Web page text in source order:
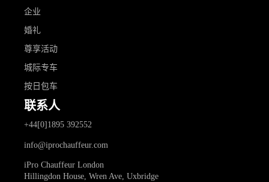
企业
婚礼
尊享活动
城际专车
按日包车
联系人
+44[0]1895 392552
info@iprochauffeur.com
iPro Chauffeur London
Hillingdon House, Wren Ave, Uxbridge